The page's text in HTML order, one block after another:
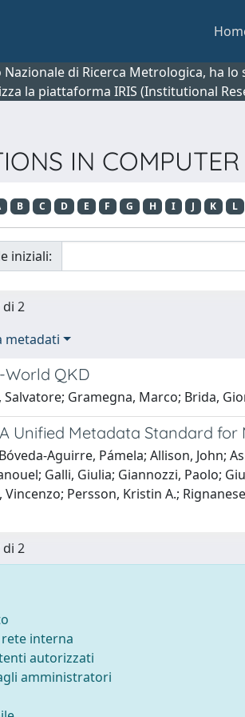
di Ricerca Metrologica, ha
la piattaforma IRIS (Institutional
IN COMPUTER
B C D E F G H I J K L
iniziali:
2
metadati
QKD
Salvatore; Gramegna, Marco; Brida,
Unified Metadata Standard for
Aguirre, Pámela; Allison, John;
Galli, Giulia; Giannozzi, Paolo;
Persson, Kristin A.;
2
interna
autorizzati
amministratori